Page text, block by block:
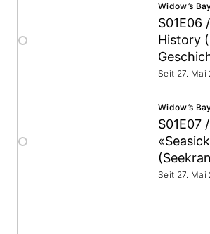
Widow’s
S01E06
History
Seit 27. Mai
Widow’s
S01E07
Seit 27. Mai